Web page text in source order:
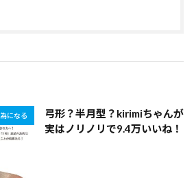
為になる
弓形？半月型？kirimiちゃんが
実はノリノリで9.4万いいね！